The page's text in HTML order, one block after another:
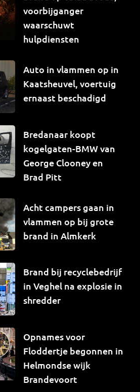
voorbijganger
waarschuwt
hulpdiensten
Auto in vlammen op in
Kaatsheuvel, voertuig
ernaast beschadigd
Bredanaar koopt
kogelgaten-BMW van
George Clooney en
Brad Pitt
Acht campers gaan in
vlammen op bij grote
brand in Almkerk
Brand bij recyclebedrijf
in Veghel na explosie in
shredder
Opnames voor
Floddertje begonnen in
Helmondse wijk
Brandevoort